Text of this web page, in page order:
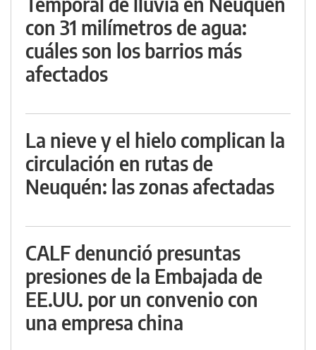
con 31 milímetros de agua:
cuáles son los barrios más
afectados
La nieve y el hielo complican la
circulación en rutas de
Neuquén: las zonas afectadas
CALF denunció presuntas
presiones de la Embajada de
EE.UU. por un convenio con
una empresa china